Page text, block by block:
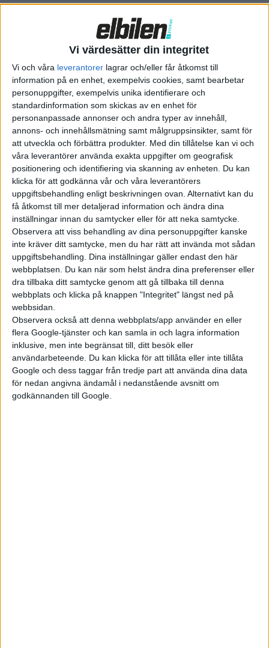
Vi värdesätter din integritet
Vi och våra leverantorer lagrar och/eller får åtkomst till
information på en enhet, exempelvis cookies, samt bearbetar
personuppgifter, exempelvis unika identifierare och
standardinformation som skickas av en enhet för
personanpassade annonser och andra typer av innehåll,
annons- och innehållsmätning samt målgruppsinsikter, samt för
att utveckla och förbättra produkter. Med din tillåtelse kan vi och
våra leverantörer använda exakta uppgifter om geografisk
positionering och identifiering via skanning av enheten. Du kan
klicka för att godkänna vår och våra leverantörers
uppgiftsbehandling enligt beskrivningen ovan. Alternativt kan du
få åtkomst till mer detaljerad information och ändra dina
inställningar innan du samtycker eller för att neka samtycke.
Observera att viss behandling av dina personuppgifter kanske
inte kräver ditt samtycke, men du har rätt att invända mot sådan
uppgiftsbehandling. Dina inställningar gäller endast den här
webbplatsen. Du kan när som helst ändra dina preferenser eller
dra tillbaka ditt samtycke genom att gå tillbaka till denna
webbplats och klicka på knappen "Integritet" längst ned på
webbsidan.
Observera också att denna webbplats/app använder en eller
flera Google-tjänster och kan samla in och lagra information
inklusive, men inte begränsat till, ditt besök eller
användarbeteende. Du kan klicka för att tillåta eller inte tillåta
Google och dess taggar från tredje part att använda dina data
för nedan angivna ändamål i nedanstående avsnitt om
godkännanden till Google.
Totalvikten är 40 ton och räckvidden anges till upp till 50 mil.
Som Lowliner går eActros att få med två eller tre batteripaket
som använder LFP-celler och har en kapacitet på 207 kWh per
styck. Med två batteripaket minskar som väntat räckvidden,
men nyttolasten ökar då från 21 ton med tre batteripaket till
24 ton.
Batteripaketen kan laddas med upp till 400 kW och med två
batteripack tar det 46 minuter att fylla det från 10 till 80
procent, med tre batteripack anges tiden till 80 procent vara
70 minuter. Laddtiderna kommer senare att kortas då Mercedes
också kommer erbjuda eActros Lowliner med MCS-laddning
som gör att det då går att ladda med omkring 1 000 kW.